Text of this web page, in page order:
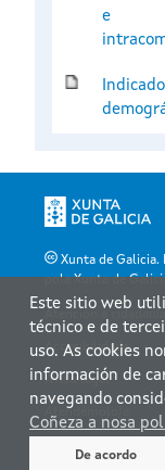
e
Xunta de
pola Xunta de
Accesibilidade
Aviso legal
Este sitio web
técnico e de
uso. As cookies
información de
navegando
Coñeza a nosa
De acordo